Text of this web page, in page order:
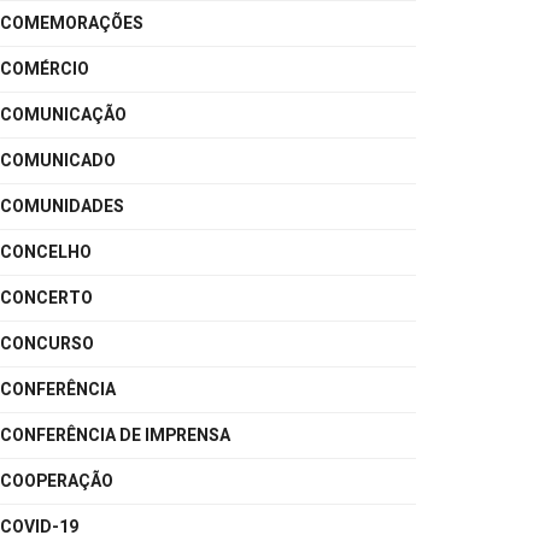
COMEMORAÇÕES
COMÉRCIO
COMUNICAÇÃO
COMUNICADO
COMUNIDADES
CONCELHO
CONCERTO
CONCURSO
CONFERÊNCIA
CONFERÊNCIA DE IMPRENSA
COOPERAÇÃO
COVID-19